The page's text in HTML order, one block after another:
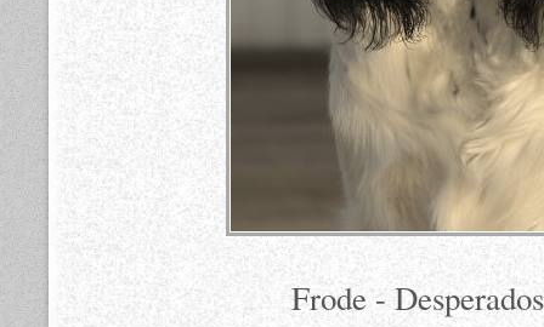
Frode -